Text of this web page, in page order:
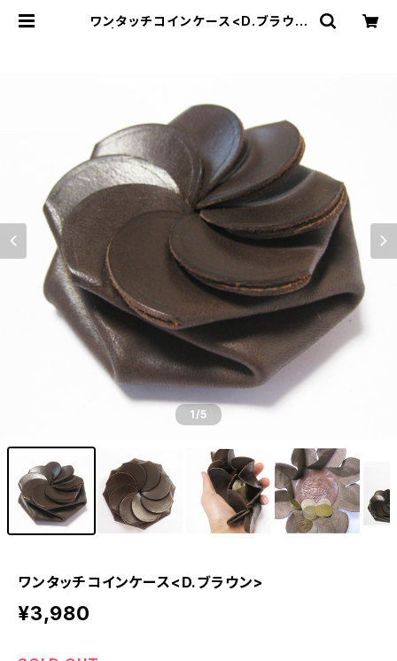
ワンタッチコインケース<D.ブラウン
1/5
ワンタッチコインケース<D.ブラウン>
¥3,980